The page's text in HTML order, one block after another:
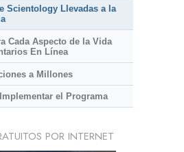
Scientology Llevadas a la
Cada Aspecto de la Vida
En Línea
a Millones
el Programa
POR INTERNET